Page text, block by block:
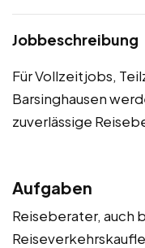
Jobbeschreibung
Für Vollzeitjobs,
Barsinghausen
zuverlässige
Aufgaben
Reiseberater, auch